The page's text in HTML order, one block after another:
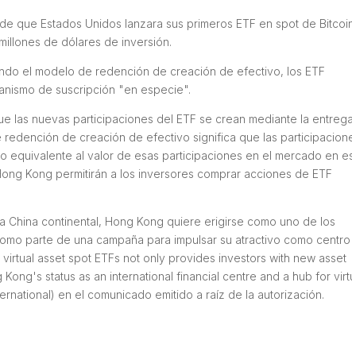
que Estados Unidos lanzara sus primeros ETF en spot de
de dólares de inversión.
el modelo de redención de creación de efectivo, los ETF
de suscripción "en especie".
las nuevas participaciones del ETF se crean mediante la
de creación de efectivo significa que las
equivalente al valor de esas participaciones en el mercado en
Kong permitirán a los inversores comprar acciones de ETF
China continental, Hong Kong quiere erigirse como uno de los
parte de una campaña para impulsar su atractivo como centro
asset spot ETFs not only provides investors with new asset
status as an international financial centre and a hub for
en el comunicado emitido a raíz de la autorización.